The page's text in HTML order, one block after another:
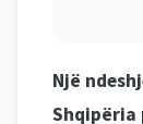
Një
Shqipëria